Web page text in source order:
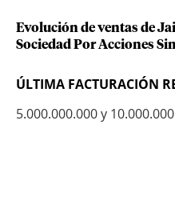
Evolución de ventas de
Sociedad Por Acciones
ÚLTIMA FACTURACIÓN
5.000.000.000 y